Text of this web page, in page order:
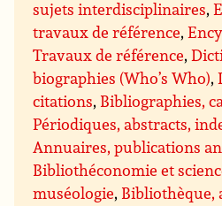
sujets interdisciplinaires,
travaux de référence,
Travaux de référence,
biographies (Who’s Who),
citations, Bibliographies,
Périodiques, abstracts,
Annuaires, publications
Bibliothéconomie et
muséologie, Bibliothèque,